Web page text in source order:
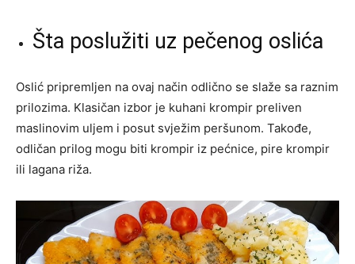
Šta poslužiti uz pečenog oslića
Oslić pripremljen na ovaj način odlično se slaže sa raznim
prilozima. Klasičan izbor je kuhani krompir preliven
maslinovim uljem i posut svježim peršunom. Takođe,
odličan prilog mogu biti krompir iz pećnice, pire krompir
ili lagana riža.